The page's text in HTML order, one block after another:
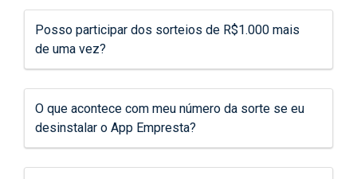
Posso participar dos sorteios de R$1.000 mais
de uma vez?
O que acontece com meu número da sorte se eu
desinstalar o App Empresta?